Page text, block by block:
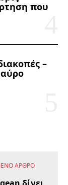
που
–
ΆΡΘΡΟ